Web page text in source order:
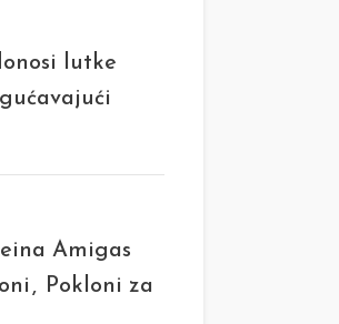
lutke
Amigas
, Pokloni za